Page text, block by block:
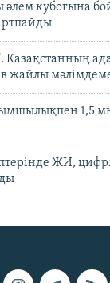
әлем кубогына
Қазақстанның
жайлы
1,5
ЖИ,